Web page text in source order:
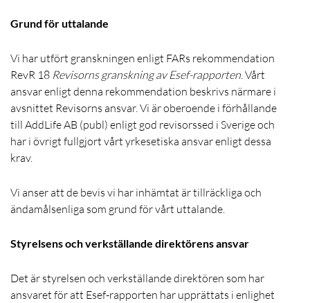
Grund för uttalande
Vi har utfört granskningen enligt FARs rekommendation
RevR 18 Revisorns granskning av Esef-rapporten . Vårt
ansvar enligt denna rekommendation beskrivs närmare i
avsnittet Revisorns ansvar. Vi är oberoende i förhållande
till AddLife AB (publ) enligt god revisorssed i Sverige och
har i övrigt fullgjort vårt yrkesetiska ansvar enligt dessa
krav.
Vi anser att de bevis vi har inhämtat är tillräckliga och
ändamålsenliga som grund för vårt uttalande.
Styrelsens och verkställande direktörens ansvar
Det är styrelsen och verkställande direktören som har
ansvaret för att Esef-rapporten har upprättats i enlighet